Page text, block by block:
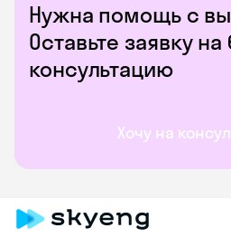
Нужна помощь с
Оставьте заявку
консультацию
Хочу на